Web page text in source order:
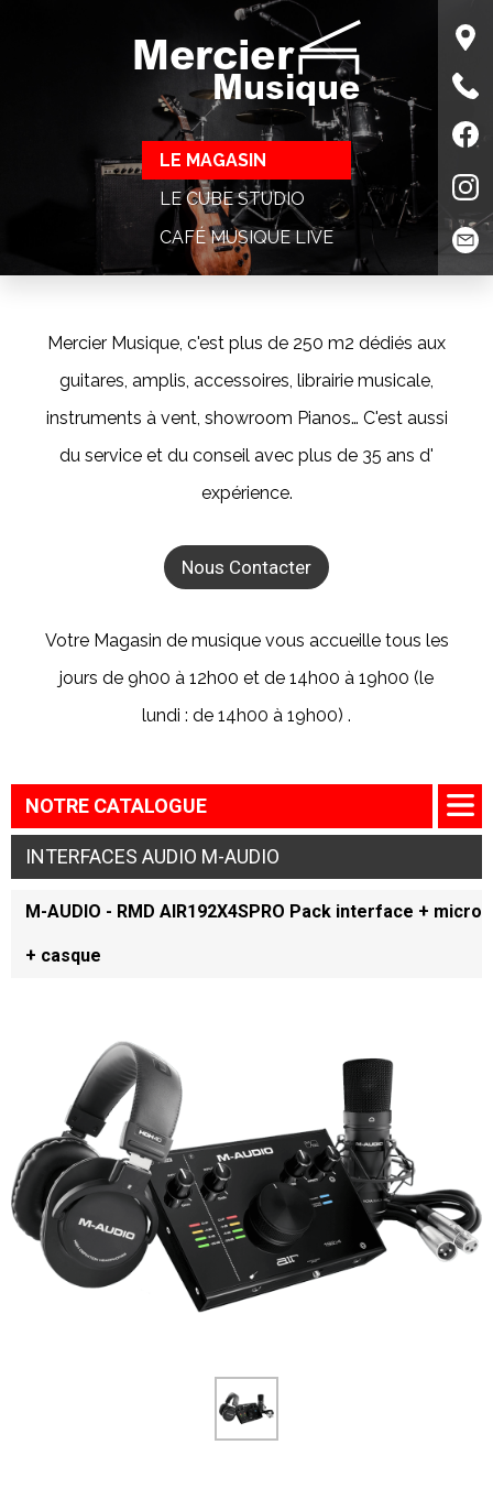
Mercier
Musique
LE MAGASIN
LE CUBE STUDIO
CAFÉ MUSIQUE LIVE
Mercier Musique, c'est plus de 250 m2 dédiés aux
guitares, amplis, accessoires, librairie musicale,
instruments à vent, showroom Pianos… C'est aussi
du service et du conseil avec plus de 35 ans d'
expérience.
Nous Contacter
Votre Magasin de musique vous accueille tous les
jours de 9h00 à 12h00 et de 14h00 à 19h00 (le
lundi : de 14h00 à 19h00) .
NOTRE CATALOGUE
INTERFACES AUDIO M-AUDIO
M-AUDIO - RMD AIR192X4SPRO Pack interface + micro
+ casque